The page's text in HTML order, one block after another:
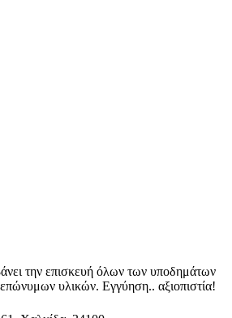
την επισκευή όλων των υποδημάτων
υλικών. Εγγύηση.. αξιοπιστία!